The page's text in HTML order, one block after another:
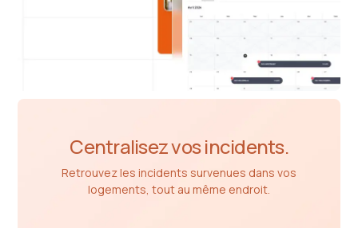
Centralisez vos incidents.
Retrouvez les incidents survenues dans vos
logements, tout au même endroit.